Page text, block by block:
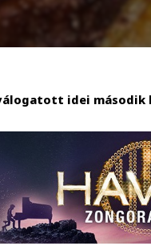
idei második